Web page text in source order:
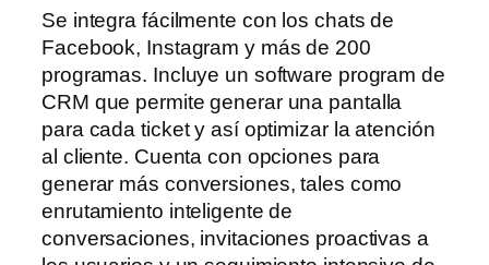
Se integra fácilmente con los chats de
Facebook, Instagram y más de 200
programas. Incluye un software program de
CRM que permite generar una pantalla
para cada ticket y así optimizar la atención
al cliente. Cuenta con opciones para
generar más conversiones, tales como
enrutamiento inteligente de
conversaciones, invitaciones proactivas a